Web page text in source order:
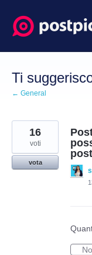
Salta
al
contenuto
Ti
← General
post
16
voti
vota